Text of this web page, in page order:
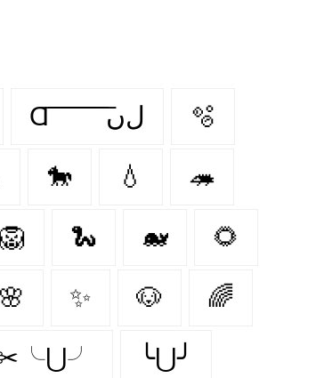
Ɑ͞ ͞ ͞ ͞ ͞ ͞ ͞ ͞ لﮞ 🫧
🐎 💧 🦔
🦁 🐍 🐋 🌻
🌸 ✨ 🐶 🌈
✂╰⋃╯ ╰⋃╯